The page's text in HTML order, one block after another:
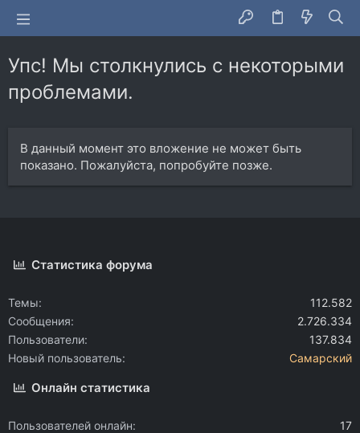
Упс! Мы столкнулись с некоторыми
проблемами.
В данный момент это вложение не может быть
показано. Пожалуйста, попробуйте позже.
Статистика форума
Темы
112.582
Сообщения
2.726.334
Пользователи
137.834
Новый пользователь
Самарский
Онлайн статистика
Пользователей онлайн
17